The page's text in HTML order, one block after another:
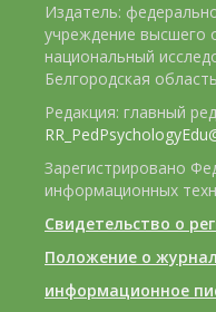
Издатель:
учреждение высшего
национальный
Белгородская
Редакция: главный
Зарегистрировано
информационных
Свидетельство о
Положение о
информационное